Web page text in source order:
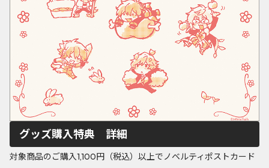
グッズ購入特典 詳細
対象商品のご購入1,100円（税込）以上でノベルティポストカード